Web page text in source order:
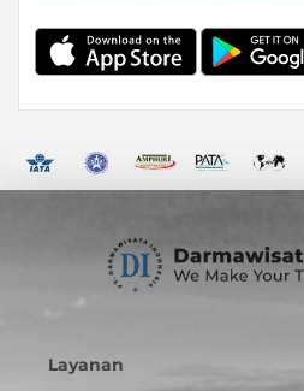
Layanan